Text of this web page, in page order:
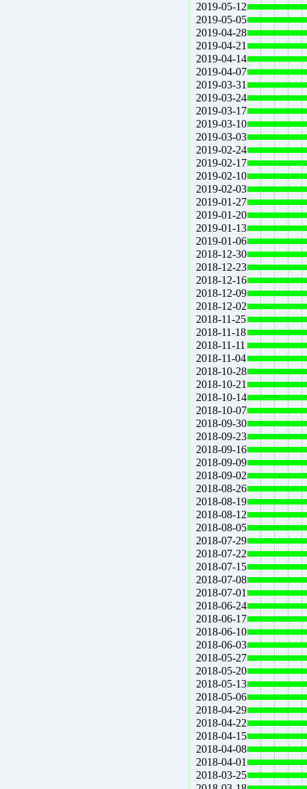
2019-05-12
2019-05-05
2019-04-28
2019-04-21
2019-04-14
2019-04-07
2019-03-31
2019-03-24
2019-03-17
2019-03-10
2019-03-03
2019-02-24
2019-02-17
2019-02-10
2019-02-03
2019-01-27
2019-01-20
2019-01-13
2019-01-06
2018-12-30
2018-12-23
2018-12-16
2018-12-09
2018-12-02
2018-11-25
2018-11-18
2018-11-11
2018-11-04
2018-10-28
2018-10-21
2018-10-14
2018-10-07
2018-09-30
2018-09-23
2018-09-16
2018-09-09
2018-09-02
2018-08-26
2018-08-19
2018-08-12
2018-08-05
2018-07-29
2018-07-22
2018-07-15
2018-07-08
2018-07-01
2018-06-24
2018-06-17
2018-06-10
2018-06-03
2018-05-27
2018-05-20
2018-05-13
2018-05-06
2018-04-29
2018-04-22
2018-04-15
2018-04-08
2018-04-01
2018-03-25